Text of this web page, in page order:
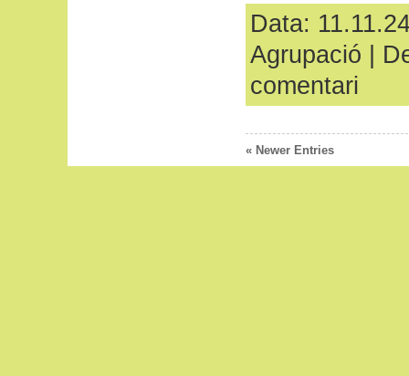
Data:
Agrupació
comentari
« Newer Entries